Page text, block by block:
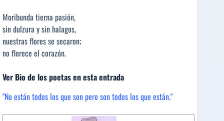
Moribunda tierna pasión,
sin dulzura y sin halagos,
nuestras flores se secaron;
no florece el corazón.
Ver Bio de los poetas en esta entrada
"No están todos los que son pero son todos los que están."